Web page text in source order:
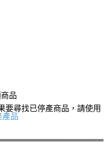
品
要尋找已停產商品，請使用
產品